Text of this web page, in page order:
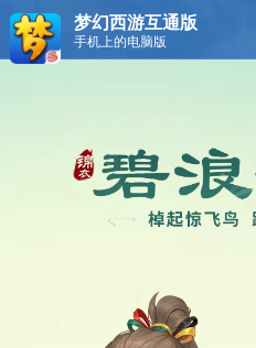
梦幻西游互通版
手机上的电脑版